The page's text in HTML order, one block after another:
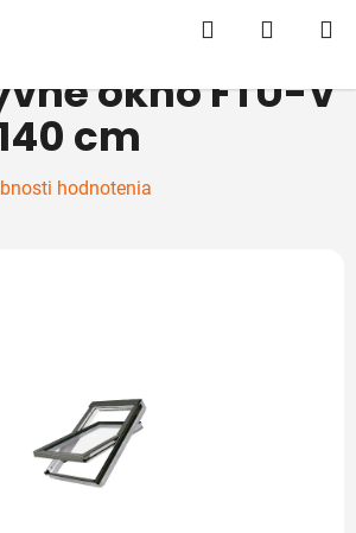
Hľadať
okno FTU-V
cm
hodnotenia